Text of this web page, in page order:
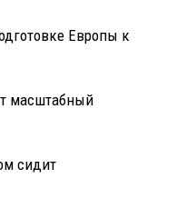
Европы к
масштабный
сидит